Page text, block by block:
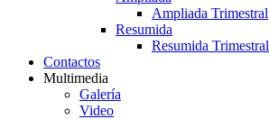
Ampliada Trimestral
Resumida
Resumida Trimestral
Contactos
Multimedia
Galería
Video